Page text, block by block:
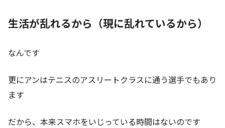
生活が乱れるから（現に乱れているから）
なんです
更にアンはテニスのアスリートクラスに通う選手でもあり
ます
だから、本来スマホをいじっている時間はないのです